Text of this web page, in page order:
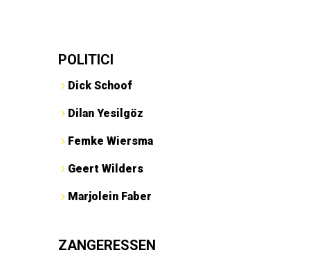
POLITICI
Dick Schoof
Dilan Yesilgöz
Femke Wiersma
Geert Wilders
Marjolein Faber
ZANGERESSEN